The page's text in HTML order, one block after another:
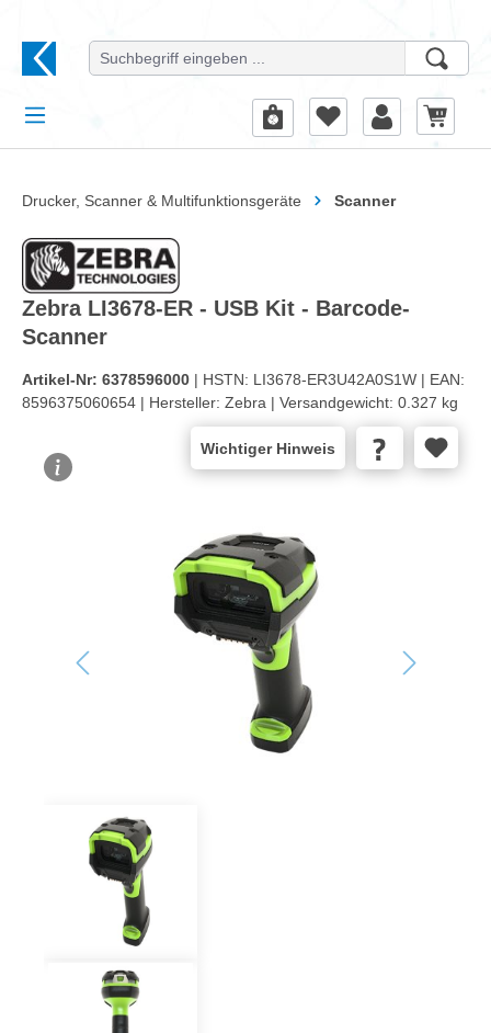
Drucker, Scanner & Multifunktionsgeräte Scanner
Zebra LI3678-ER - USB Kit - Barcode-
Scanner
Artikel-Nr: 6378596000 | HSTN: LI3678-ER3U42A0S1W | EAN:
8596375060654 | Hersteller: Zebra | Versandgewicht: 0.327 kg
Wichtiger Hinweis